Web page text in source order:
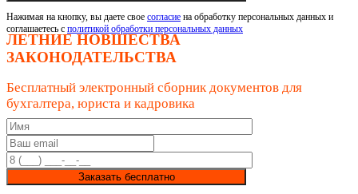
Нажимая на кнопку, вы даете свое согласие на обработку персональных данных и
соглашаетесь с политикой обработки персональных данных
ЛЕТНИЕ НОВШЕСТВА
ЗАКОНОДАТЕЛЬСТВА
Бесплатный электронный сборник документов для
бухгалтера, юриста и кадровика
Заказать бесплатно